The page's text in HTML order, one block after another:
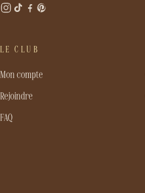
LE CLUB
Mon compte
Rejoindre
FAQ